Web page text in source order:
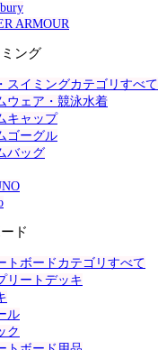
ARMOUR
ング
スイミングカテゴリすべて
ウェア・競泳水着
キャップ
ゴーグル
バッグ
ド
トボードカテゴリすべて
リートデッキ
ル
ク